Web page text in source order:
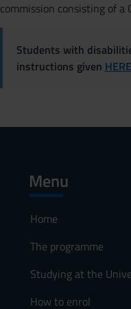
commission consisting of
Students with
instructions given HERE
Menu
Home
The programme
Studying at the
How to enrol